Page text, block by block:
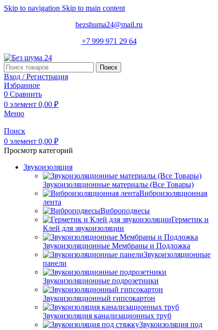
Skip to navigation Skip to main content
bezshuma24@mail.ru
+7 999 971 29 64
Поиск
Вход / Регистрация
Избранное
0 Сравнить
0 элемент 0,00 ₽
Меню
Поиск
0 элемент 0,00 ₽
Просмотр категорий
Звукоизоляция
Звукоизоляционные материалы (Все Товары)
Виброизоляционная
лента
Виброподвесы
Герметик и
Клей для звукоизоляции
Звукоизоляционные Мембраны и Подложка
Звукоизоляционные
панели
Звукоизоляционные подрозетники
Звукоизоляционный гипсокартон
Звукоизоляция канализационных труб
Звукоизоляция под